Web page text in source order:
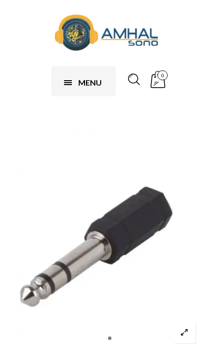
MENU
0